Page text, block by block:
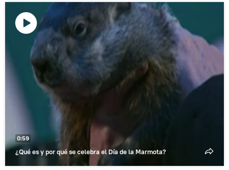
Reproducir
vídeo
¿Qué es y por qué se celebra el Día de la Marmota?
0:59